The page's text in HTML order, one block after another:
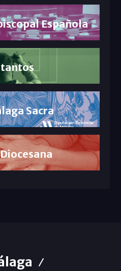
Española
Sacra